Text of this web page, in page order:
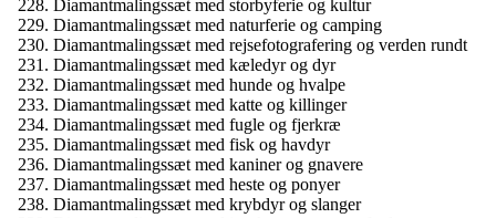
Diamantmalingssæt med storbyferie og kultur
Diamantmalingssæt med naturferie og camping
Diamantmalingssæt med rejsefotografering og verden rundt
Diamantmalingssæt med kæledyr og dyr
Diamantmalingssæt med hunde og hvalpe
Diamantmalingssæt med katte og killinger
Diamantmalingssæt med fugle og fjerkræ
Diamantmalingssæt med fisk og havdyr
Diamantmalingssæt med kaniner og gnavere
Diamantmalingssæt med heste og ponyer
Diamantmalingssæt med krybdyr og slanger